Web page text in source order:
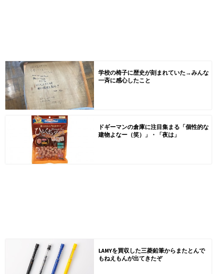
学校の椅子に歴史が刻まれていた→みんな
一斉に感心したこと
ドギーマンの倉庫に注目集まる「個性的な
建物よなー（笑）」・「夜は」
LAMYを買収した三菱鉛筆からまたとんで
もねえもんが出てきたぞ